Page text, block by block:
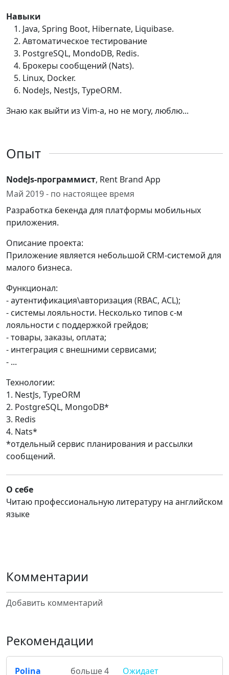
Навыки
Java, Spring Boot, Hibernate, Liquibase.
Автоматическое тестирование
PostgreSQL, MondoDB, Redis.
Брокеры сообщений (Nats).
Linux, Docker.
NodeJs, NestJs, TypeORM.
Знаю как выйти из Vim-а, но не могу, люблю...
Опыт
NodeJs-программист, Rent Brand App
Май 2019 - по настоящее время
Разработка бекенда для платформы мобильных
приложения.
Описание проекта:
Приложение является небольшой CRM-системой для
малого бизнеса.
Функционал:
- аутентификация\авторизация (RBAC, ACL);
- системы лояльности. Несколько типов с-м
лояльности с поддержкой грейдов;
- товары, заказы, оплата;
- интеграция с внешними сервисами;
- ...
Технологии:
1. NestJs, TypeORM
2. PostgreSQL, MongoDB*
3. Redis
4. Nats*
*отдельный сервис планирования и рассылки
сообщений.
О себе
Читаю профессиональную литературу на английском
языке
Комментарии
Добавить комментарий
Рекомендации
Polina больше 4 Ожидает